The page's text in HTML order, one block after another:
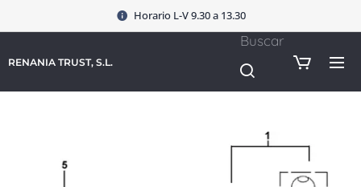
Horario L-V 9.30 a 13.30
RENANIA TRUST, S.L.
Buscar